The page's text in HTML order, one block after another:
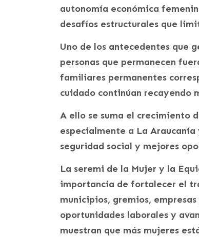
autonomía económica
desafíos estructurales que
Uno de los antecedentes que
personas que permanecen
familiares permanentes
cuidado continúan recayendo
A ello se suma el crecimiento
especialmente a La
seguridad social y mejores
La seremi de la Mujer y la
importancia de fortalecer el
municipios, gremios,
oportunidades laborales y
muestran que más mujeres